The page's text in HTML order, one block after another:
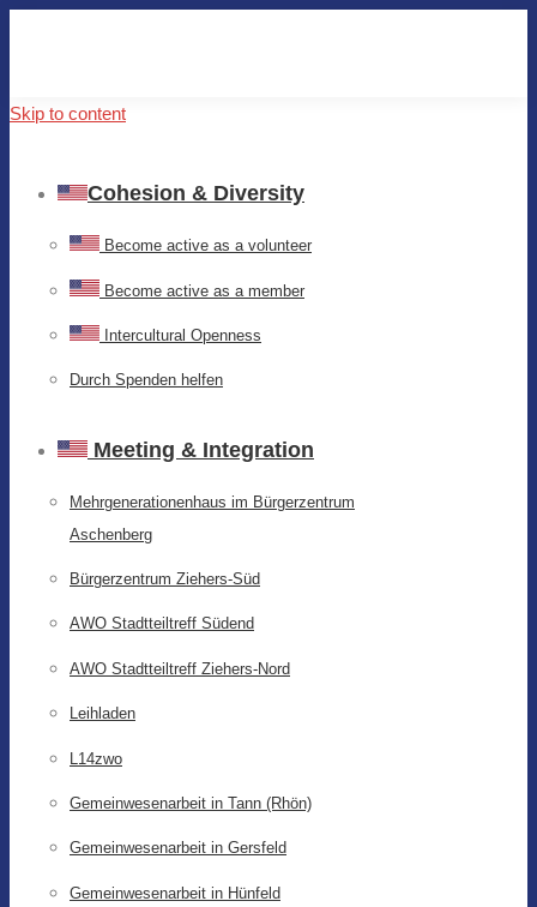
Skip to content
Cohesion & Diversity
Become active as a volunteer
Become active as a member
Intercultural Openness
Durch Spenden helfen
Meeting & Integration
Mehrgenerationenhaus im Bürgerzentrum
Aschenberg
Bürgerzentrum Ziehers-Süd
AWO Stadtteiltreff Südend
AWO Stadtteiltreff Ziehers-Nord
Leihladen
L14zwo
Gemeinwesenarbeit in Tann (Rhön)
Gemeinwesenarbeit in Gersfeld
Gemeinwesenarbeit in Hünfeld